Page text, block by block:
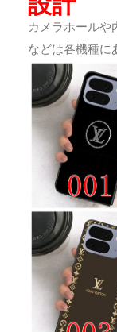
カメラホールや
などは各機種に